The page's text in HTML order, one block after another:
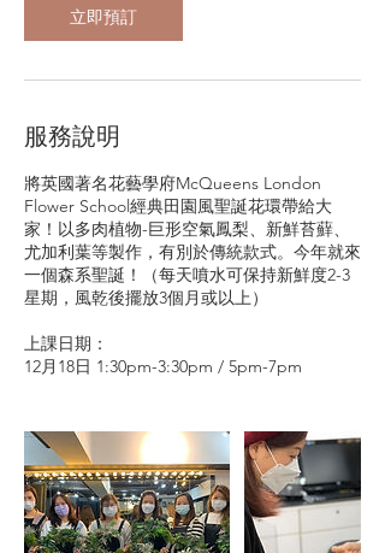
立即預訂
服務說明
將英國著名花藝學府McQueens London
Flower School經典田園風聖誕花環帶給大
家！以多肉植物-巨形空氣鳳梨、新鮮苔蘚、
尤加利葉等製作，有別於傳統款式。今年就來
一個森系聖誕！（每天噴水可保持新鮮度2-3
星期，風乾後擺放3個月或以上）
‪上課日期：‬
12月18日 1:30pm-3:30pm / 5pm-7pm